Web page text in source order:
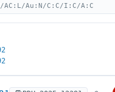
AC:L/Au:N/C:C/I:C/A:C